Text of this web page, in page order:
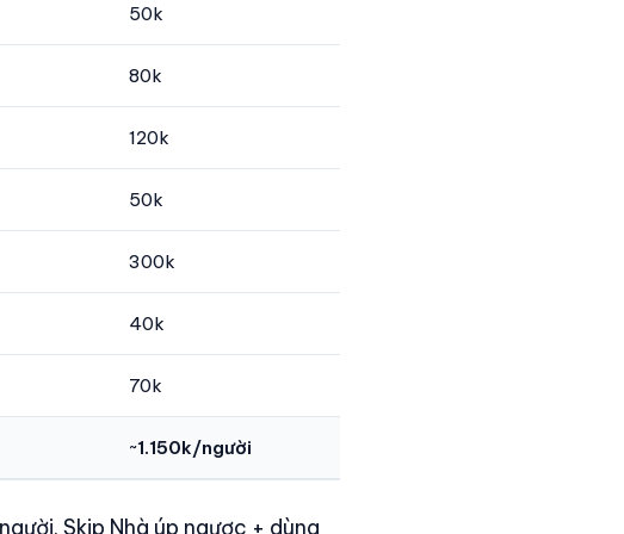
50k
80k
120k
50k
300k
40k
70k
~1.150k/người
Skip Nhà úp ngược + dùng